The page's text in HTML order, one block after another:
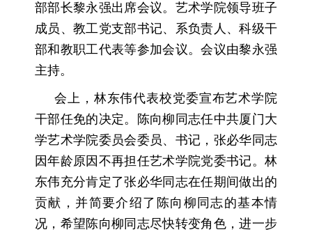
部部长黎永强出席会议。艺术学院领导班子
成员、教工党支部书记、系负责人、科级干
部和教职工代表等参加会议。会议由黎永强
主持。
会上，林东伟代表校党委宣布艺术学院
干部任免的决定。陈向柳同志任中共厦门大
学艺术学院委员会委员、书记，张必华同志
因年龄原因不再担任艺术学院党委书记。林
东伟充分肯定了张必华同志在任期间做出的
贡献，并简要介绍了陈向柳同志的基本情
况，希望陈向柳同志尽快转变角色，进一步